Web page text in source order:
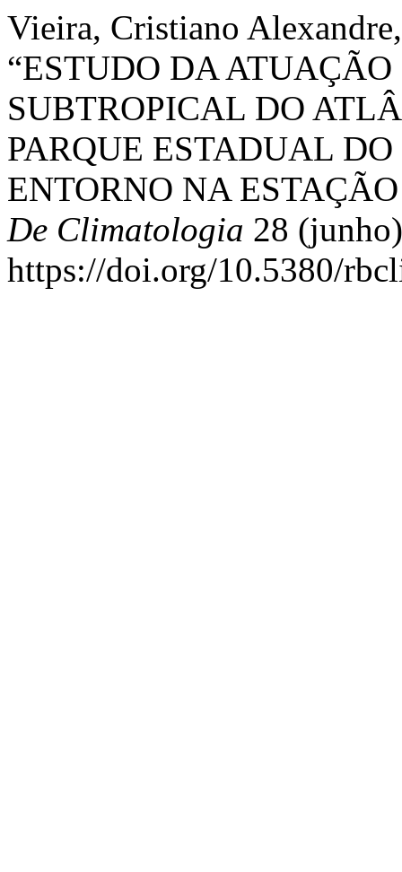
Vieira, Cristiano
“ESTUDO DA
SUBTROPICAL DO
PARQUE ESTADUAL
ENTORNO NA
De Climatologia 28
https://doi.org/10.5380/